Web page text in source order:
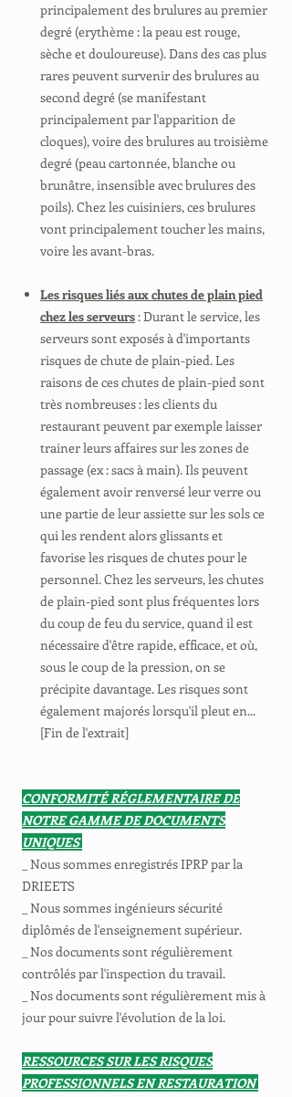
principalement des brulures au premier
degré (erythème : la peau est rouge,
sèche et douloureuse). Dans des cas plus
rares peuvent survenir des brulures au
second degré (se manifestant
principalement par l'apparition de
cloques), voire des brulures au troisième
degré (peau cartonnée, blanche ou
brunâtre, insensible avec brulures des
poils). Chez les cuisiniers, ces brulures
vont principalement toucher les mains,
voire les avant-bras.
Les risques liés aux chutes de plain pied
chez les serveurs: Durant le service, les
serveurs sont exposés à d'importants
risques de chute de plain-pied. Les
raisons de ces chutes de plain-pied sont
très nombreuses : les clients du
restaurant peuvent par exemple laisser
trainer leurs affaires sur les zones de
passage (ex : sacs à main). Ils peuvent
également avoir renversé leur verre ou
une partie de leur assiette sur les sols ce
qui les rendent alors glissants et
favorise les risques de chutes pour le
personnel. Chez les serveurs, les chutes
de plain-pied sont plus fréquentes lors
du coup de feu du service, quand il est
nécessaire d'être rapide, efficace, et où,
sous le coup de la pression, on se
précipite davantage. Les risques sont
également majorés lorsqu'il pleut en...
[Fin de l'extrait]
CONFORMITÉ RÉGLEMENTAIRE DE
NOTRE GAMME DE DOCUMENTS
UNIQUES
_ Nous sommes enregistrés IPRP par la
DRIEETS
_ Nous sommes ingénieurs sécurité
diplômés de l'enseignement supérieur.
_ Nos documents sont régulièrement
contrôlés par l'inspection du travail.
_ Nos documents sont régulièrement mis à
jour pour suivre l'évolution de la loi.
RESSOURCES SUR LES RISQUES
PROFESSIONNELS EN RESTAURATION